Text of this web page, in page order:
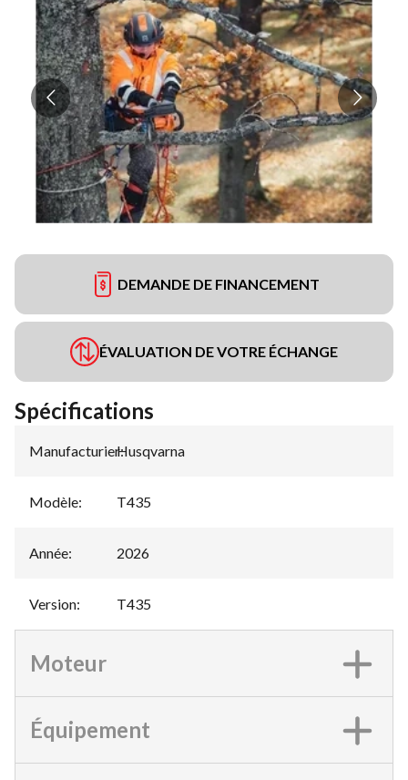
DEMANDE DE FINANCEMENT
ÉVALUATION DE VOTRE ÉCHANGE
Spécifications
Manufacturier:
Husqvarna
Modèle: T435
Année: 2026
Version: T435
Moteur
Équipement